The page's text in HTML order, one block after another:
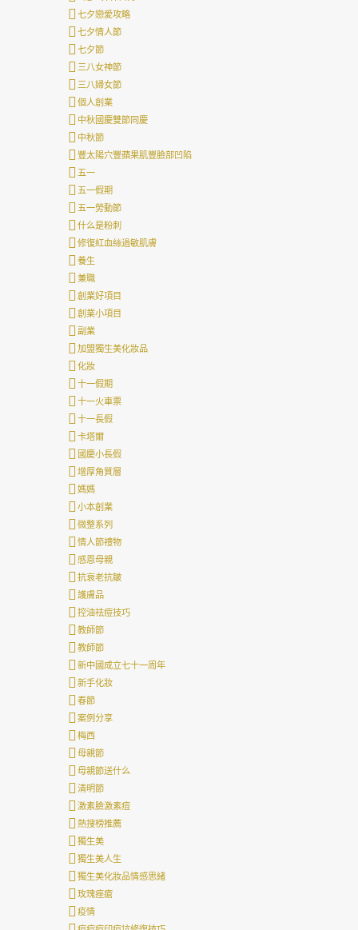
七夕戀愛攻略
七夕情人節
七夕節
三八女神節
三八婦女節
個人創業
中秋國慶雙節同慶
中秋節
豐太陽穴豐蘋果肌豐臉部凹陷
五一
五一假期
五一勞動節
什么是粉刺
修復紅血絲過敏肌膚
養生
兼職
創業好項目
創業小項目
副業
加盟獨生美化妝品
化妝
十一假期
十一火車票
十一長假
卡塔爾
國慶小長假
增厚角質層
媽媽
小本創業
微整系列
情人節禮物
感恩母親
抗衰老抗皺
護膚品
控油祛痘技巧
教師節
教師節
新中國成立七十一周年
新手化妝
春節
案例分享
梅西
母親節
母親節送什么
清明節
激素臉激素痘
熱搜榜推薦
獨生美
獨生美人生
獨生美化妝品情感思緒
玫瑰痤瘡
疫情